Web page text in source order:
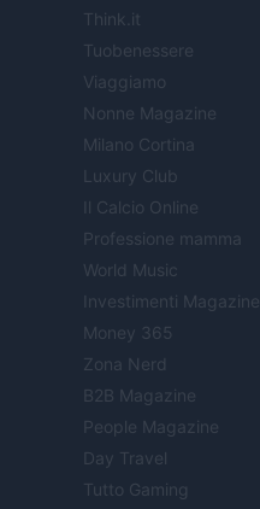
Think.it
Tuobenessere
Viaggiamo
Nonne Magazine
Milano Cortina
Luxury Club
Il Calcio Online
Professione mamma
World Music
Investimenti Magazine
Money 365
Zona Nerd
B2B Magazine
People Magazine
Day Travel
Tutto Gaming